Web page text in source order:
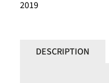
2019
DESCRIPTION